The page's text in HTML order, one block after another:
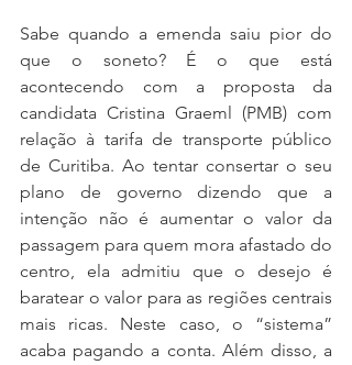
Sabe quando a emenda saiu pior do
que o soneto? É o que está
acontecendo com a proposta da
candidata Cristina Graeml (PMB) com
relação à tarifa de transporte público
de Curitiba. Ao tentar consertar o seu
plano de governo dizendo que a
intenção não é aumentar o valor da
passagem para quem mora afastado do
centro, ela admitiu que o desejo é
baratear o valor para as regiões centrais
mais ricas. Neste caso, o “sistema”
acaba pagando a conta. Além disso, a